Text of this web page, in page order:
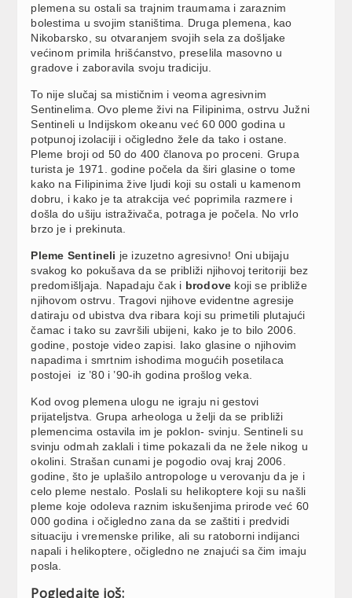
plemena su ostali sa trajnim traumama i zaraznim
bolestima u svojim staništima. Druga plemena, kao
Nikobarsko, su otvaranjem svojih sela za došljake
većinom primila hrišćanstvo, preselila masovno u
gradove i zaboravila svoju tradiciju.
To nije slučaj sa mističnim i veoma agresivnim
Sentinelima. Ovo pleme živi na Filipinima, ostrvu Južni
Sentineli u Indijskom okeanu već 60 000 godina u
potpunoj izolaciji i očigledno žele da tako i ostane.
Pleme broji od 50 do 400 članova po proceni. Grupa
turista je 1971. godine počela da širi glasine o tome
kako na Filipinima žive ljudi koji su ostali u kamenom
dobru, i kako je ta atrakcija već poprimila razmere i
došla do ušiju istraživača, potraga je počela. No vrlo
brzo je i prekinuta.
Pleme Sentineli je izuzetno agresivno! Oni ubijaju
svakog ko pokušava da se približi njihovoj teritoriji bez
predomišljaja. Napadaju čak i brodove koji se približe
njihovom ostrvu. Tragovi njihove evidentne agresije
datiraju od ubistva dva ribara koji su primetili plutajući
čamac i tako su završili ubijeni, kako je to bilo 2006.
godine, postoje video zapisi. Iako glasine o njihovim
napadima i smrtnim ishodima mogućih posetilaca
postojei iz ’80 i ’90-ih godina prošlog veka.
Kod ovog plemena ulogu ne igraju ni gestovi
prijateljstva. Grupa arheologa u želji da se približi
plemencima ostavila im je poklon- svinju. Sentineli su
svinju odmah zaklali i time pokazali da ne žele nikog u
okolini. Strašan cunami je pogodio ovaj kraj 2006.
godine, što je uplašilo antropologe u verovanju da je i
celo pleme nestalo. Poslali su helikoptere koji su našli
pleme koje odoleva raznim iskušenjima prirode već 60
000 godina i očigledno zana da se zaštiti i predvidi
situaciju i vremenske prilike, ali su ratoborni indijanci
napali i helikoptere, očigledno ne znajući sa čim imaju
posla.
Pogledajte još: